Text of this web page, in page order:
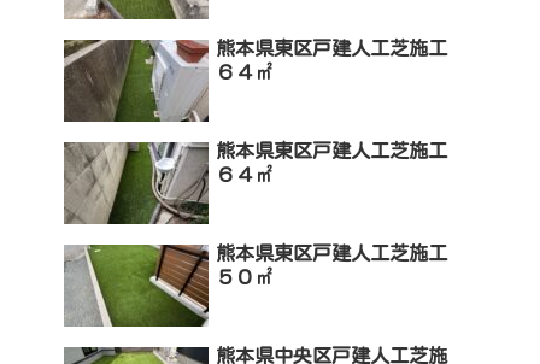
熊本県東区戸建人工芝施工
６４㎡
熊本県東区戸建人工芝施工
６４㎡
熊本県東区戸建人工芝施工
５０㎡
熊本県中央区戸建人工芝施